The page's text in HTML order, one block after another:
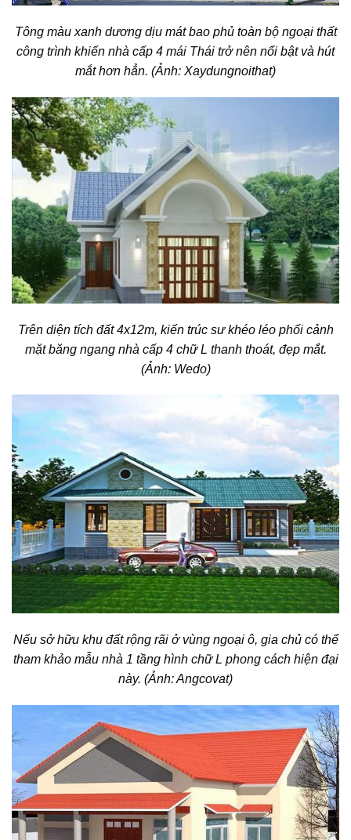
Tông màu xanh dương dịu mát bao phủ toàn bộ ngoại thất
công trình khiến nhà cấp 4 mái Thái trở nên nổi bật và hút
mắt hơn hẳn. (Ảnh: Xaydungnoithat)
Trên diện tích đất 4x12m, kiến trúc sư khéo léo phối cảnh
mặt băng ngang nhà cấp 4 chữ L thanh thoát, đẹp mắt.
(Ảnh: Wedo)
Nếu sở hữu khu đất rộng rãi ở vùng ngoại ô, gia chủ có thể
tham khảo mẫu nhà 1 tầng hình chữ L phong cách hiện đại
này. (Ảnh: Angcovat)